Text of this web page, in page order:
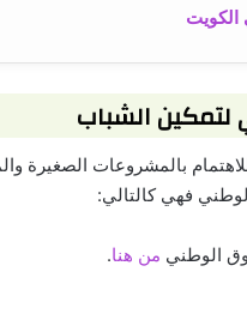
الكويت
الشباب
إنشاء الصندوق الوطني عام 2013
فهي كالتالي:
الوطني من هنا.